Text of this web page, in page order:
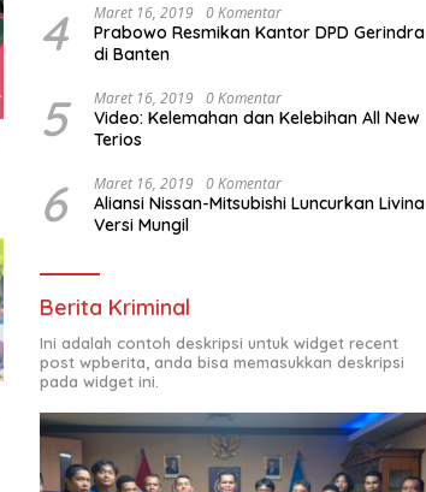
4 Maret 16, 2019 0 Komentar
Prabowo Resmikan Kantor DPD Gerindra
di Banten
5 Maret 16, 2019 0 Komentar
Video: Kelemahan dan Kelebihan All New
Terios
6 Maret 16, 2019 0 Komentar
Aliansi Nissan-Mitsubishi Luncurkan Livina
Versi Mungil
Berita Kriminal
Ini adalah contoh deskripsi untuk widget recent
post wpberita, anda bisa memasukkan deskripsi
pada widget ini.